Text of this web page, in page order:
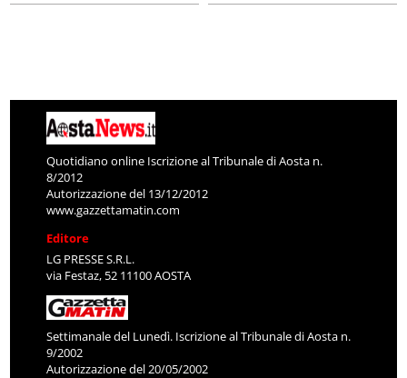
Quotidiano online Iscrizione al Tribunale di Aosta n.
8/2012
Autorizzazione del 13/12/2012
www.gazzettamatin.com
Editore
LG PRESSE S.R.L.
via Festaz, 52 11100 AOSTA
Settimanale del Lunedì. Iscrizione al Tribunale di Aosta n.
9/2002
Autorizzazione del 20/05/2002